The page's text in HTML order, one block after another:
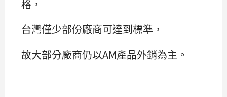
格，
台灣僅少部份廠商可達到標準，
故大部分廠商仍以AM產品外銷為主。